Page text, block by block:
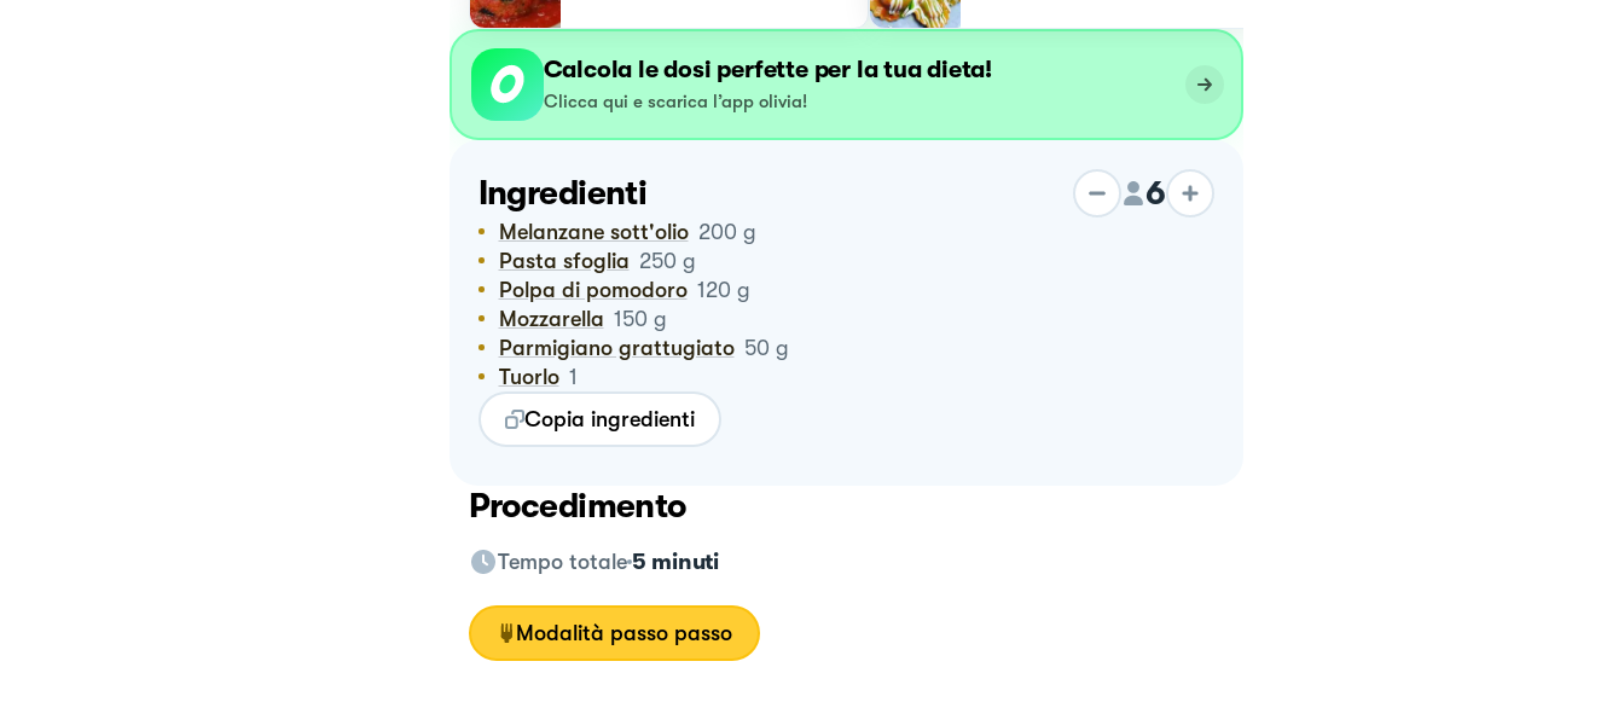
Calcola le dosi perfette per la tua dieta!
Clicca qui e scarica l’app olivia!
Ingredienti 6
Melanzane sott'olio 200 g
Pasta sfoglia 250 g
Polpa di pomodoro 120 g
Mozzarella 150 g
Parmigiano grattugiato 50 g
Tuorlo 1
Copia ingredienti
Procedimento
Tempo totale 5 minuti
Modalità passo passo